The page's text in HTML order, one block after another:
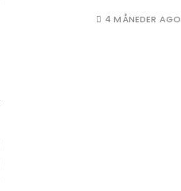
4 MÅNEDER AGO